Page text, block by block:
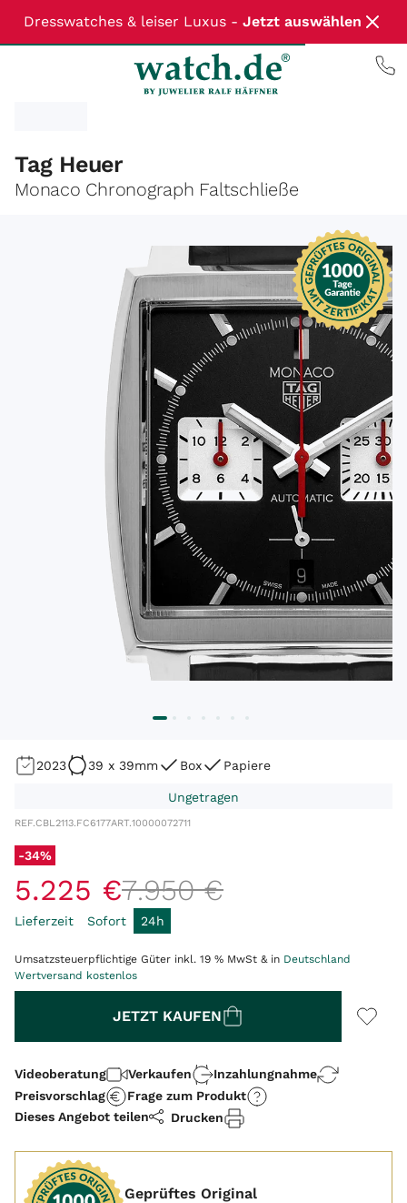
Dresswatches & leiser Luxus - Jetzt auswählen
Tag Heuer
Monaco Chronograph Faltschließe
2023 39 x 39mm Box Papiere
Ungetragen
REF.CBL2113.FC6177ART.10000072711
-34%
5.225 €7.950 €
Lieferzeit Sofort 24h
Umsatzsteuerpflichtige Güter inkl. 19 % MwSt & in Deutschland
Wertversand kostenlos
JETZT KAUFEN
Videoberatung Verkaufen
Inzahlungnahme
Preisvorschlag
Frage zum Produkt
Dieses Angebot teilen
Drucken
Geprüftes Original